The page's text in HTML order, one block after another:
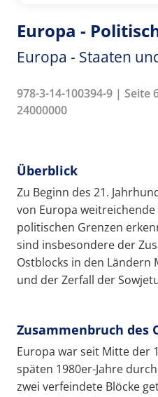
Europa -
Europa - Staaten
978-3-14-100394-9 |
24000000
Überblick
Zu Beginn des 21.
von Europa
politischen Grenzen
sind insbesondere der
Ostblocks in den
und der Zerfall der
Zusammenbruch des
Europa war seit Mitte der
späten 1980er-Jahre
zwei verfeindete Blöcke